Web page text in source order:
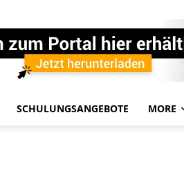
SCHULUNGSANGEBOTE MORE